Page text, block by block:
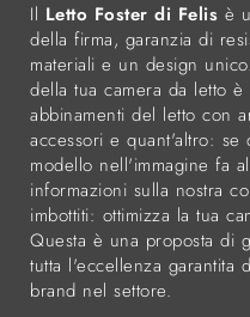
Il Letto Foster di Felis è
della firma, garanzia di
materiali e un design
della tua camera da letto
abbinamenti del letto con
accessori e quant'altro:
modello nell'immagine fa
informazioni sulla nostra
imbottiti: ottimizza la tua
Questa è una proposta di
tutta l'eccellenza garantita
brand nel settore.